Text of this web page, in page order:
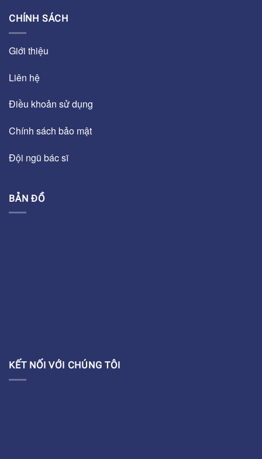
CHÍNH SÁCH
Giới thiệu
Liên hệ
Điều khoản sử dụng
Chính sách bảo mật
Đội ngũ bác sĩ
BẢN ĐỒ
KẾT NỐI VỚI CHÚNG TÔI